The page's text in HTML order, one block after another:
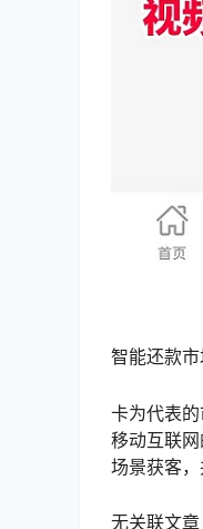
智能还款市
卡为代表
移动互联
场景获客，
无关联文章